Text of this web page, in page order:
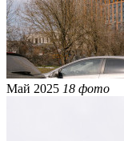
Май 2025 18 фото